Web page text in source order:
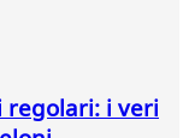
regolari: i veri